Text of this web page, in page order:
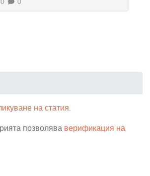
0 0
на статия.
позволява верификация на